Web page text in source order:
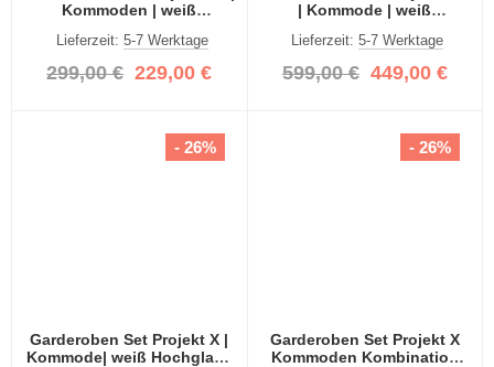
Kommoden | weiß
Lieferzeit: 5-7 Werktage
299,00 € 229,00 €
| Kommode | weiß
Lieferzeit:5-7 Werktage
599,00 € 449,00 €
Garderoben Set Projekt X |
Kommode| weiß Hochglanz
- 26%
Garderoben Set Projekt X
Kommoden Kombination
- 26%